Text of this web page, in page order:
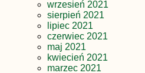
wrzesień 2021
sierpień 2021
lipiec 2021
czerwiec 2021
maj 2021
kwiecień 2021
marzec 2021